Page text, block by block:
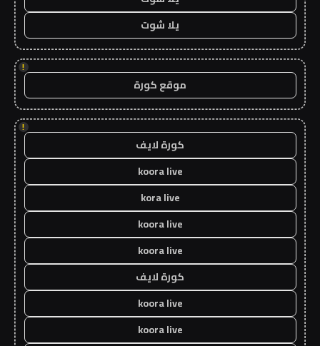
يلا شوت
!
موقع كورة
!
كورة لايف
koora live
kora live
koora live
koora live
كورة لايف
koora live
koora live